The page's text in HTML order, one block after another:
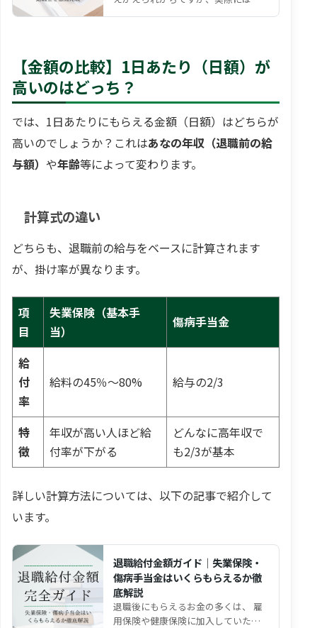
数の給付制度 が存在します。 代表的
【金額の比較】1日あたり（日額）が
高いのはどっち？
では、1日あたりにもらえる金額（日額）はどちらが
高いのでしょうか？これはあなの年収（退職前の給
与額） や年齢等によって変わります。
計算式の違い
どちらも、退職前の給与をベースに計算されます
が、掛け率が異なります。
項
目
失業保険（基本手
当）
傷病手当金
給
付
率
給料の45％～80% 給与の2/3
特
徴
年収が高い人ほど給
付率が下がる
どんなに高年収で
も2/3が基本
詳しい計算方法については、以下の記事で紹介して
います。
退職給付金額ガイド｜失業保険・
傷病手当金はいくらもらえるか徹
底解説
退職後にもらえるお金の多くは、 雇
用保険や健康保険に加入していた期